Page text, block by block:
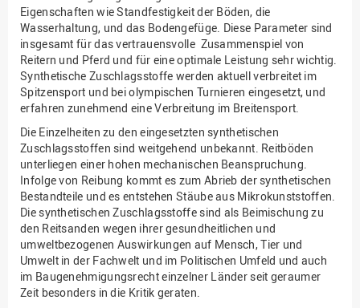
Eigenschaften wie Standfestigkeit der Böden, die
Wasserhaltung, und das Bodengefüge. Diese Parameter sind
insgesamt für das vertrauensvolle Zusammenspiel von
Reitern und Pferd und für eine optimale Leistung sehr wichtig.
Synthetische Zuschlagsstoffe werden aktuell verbreitet im
Spitzensport und bei olympischen Turnieren eingesetzt, und
erfahren zunehmend eine Verbreitung im Breitensport.
Die Einzelheiten zu den eingesetzten synthetischen
Zuschlagsstoffen sind weitgehend unbekannt. Reitböden
unterliegen einer hohen mechanischen Beanspruchung.
Infolge von Reibung kommt es zum Abrieb der synthetischen
Bestandteile und es entstehen Stäube aus Mikrokunststoffen.
Die synthetischen Zuschlagsstoffe sind als Beimischung zu
den Reitsanden wegen ihrer gesundheitlichen und
umweltbezogenen Auswirkungen auf Mensch, Tier und
Umwelt in der Fachwelt und im Politischen Umfeld und auch
im Baugenehmigungsrecht einzelner Länder seit geraumer
Zeit besonders in die Kritik geraten.